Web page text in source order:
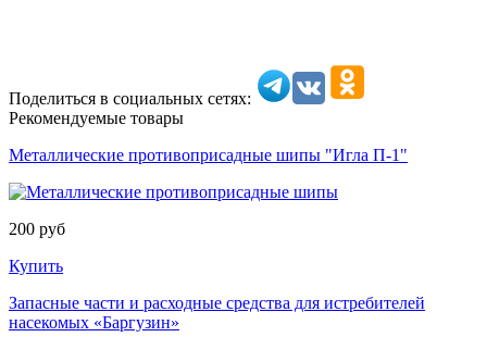
Поделиться в социальных сетях:
Рекомендуемые товары
Металлические противоприсадные шипы "Игла П-1"
200 руб
Купить
Запасные части и расходные средства для истребителей
насекомых «Баргузин»